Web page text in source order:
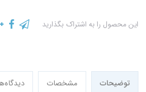
این محصول را به اشتراک بگذارید
توضیحات مشخصات